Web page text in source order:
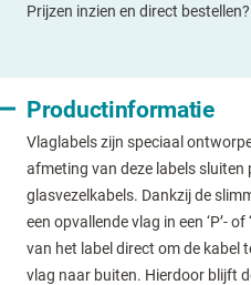
Prijzen inzien en direct bestellen?
Productinformatie
Vlaglabels zijn speciaal
afmeting van deze labels
glasvezelkabels. Dankzij de
een opvallende vlag in een ‘P’-
van het label direct om de kabel
vlag naar buiten. Hierdoor blijft